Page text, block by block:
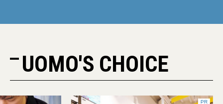
UOMO'S CHOICE